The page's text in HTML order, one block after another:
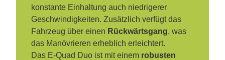
konstante Einhaltung auch niedrigerer
Geschwindigkeiten. Zusätzlich verfügt das
Fahrzeug über einen Rückwärtsgang, was
das Manövrieren erheblich erleichtert.
Das E-Quad Duo ist mit einem robusten